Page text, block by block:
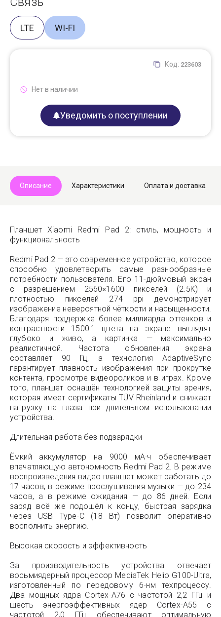
LTE WI-FI
Код: 223603
Нет в наличии
Уведомить о поступлении
Описание Характеристики Оплата и доставка
Планшет Xiaomi Redmi Pad 2: стиль, мощность и
функциональность
Redmi Pad 2 — это современное устройство, которое
способно удовлетворить самые разнообразные
потребности пользователя. Его 11-дюймовый экран
с разрешением 2560×1600 пикселей (2.5K) и
плотностью пикселей 274 ppi демонстрирует
изображение невероятной чёткости и насыщенности.
Благодаря поддержке более миллиарда оттенков и
контрастности 1500:1 цвета на экране выглядят
глубоко и живо, а картинка — максимально
реалистичной. Частота обновления экрана
составляет 90 Гц, а технология AdaptiveSync
гарантирует плавность изображения при прокрутке
контента, просмотре видеороликов и в играх. Кроме
того, планшет оснащён технологией защиты зрения,
которая имеет сертификаты TÜV Rheinland и снижает
нагрузку на глаза при длительном использовании
устройства.
Длительная работа без подзарядки
Ёмкий аккумулятор на 9000 мА·ч обеспечивает
впечатляющую автономность Redmi Pad 2. В режиме
воспроизведения видео планшет может работать до
17 часов, в режиме прослушивания музыки — до 234
часов, а в режиме ожидания — до 86 дней. Если
заряд всё же подошёл к концу, быстрая зарядка
через USB Type-C (18 Вт) позволит оперативно
восполнить энергию.
Высокая скорость и эффективность
За производительность устройства отвечает
восьмиядерный процессор MediaTek Helio G100-Ultra,
изготовленный по передовому 6-нм техпроцессу.
Два мощных ядра Cortex-A76 с частотой 2,2 ГГц и
шесть энергоэффективных ядер Cortex-A55 с
частотой 2,0 ГГц обеспечивают оптимальную